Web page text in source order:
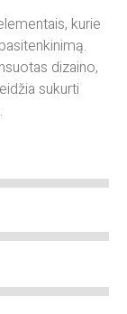
kurie
dizaino,
sukurti